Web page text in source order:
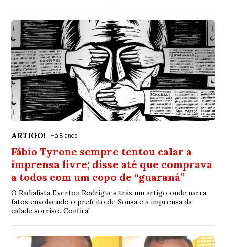
ARTIGO! Há 8 anos
Fábio Tyrone sempre tentou calar a
imprensa livre; disse até que comprava
a todos com um copo de “guaraná”
O Radialista Everton Rodrigues trás um artigo onde narra
fatos envolvendo o prefeito de Sousa e a imprensa da
cidade sorriso. Confira!